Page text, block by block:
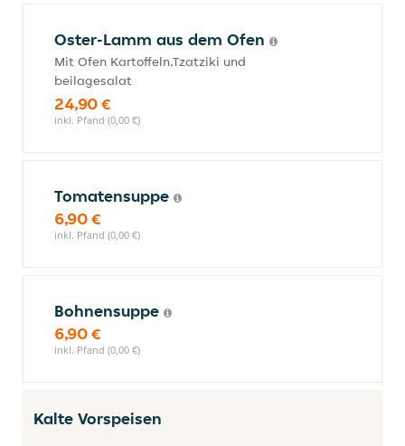
Oster-Lamm aus dem Ofen
Mit Ofen Kartoffeln,Tzatziki und
beilagesalat
24,90 €
inkl. Pfand (0,00 €)
Tomatensuppe
6,90 €
inkl. Pfand (0,00 €)
Bohnensuppe
6,90 €
inkl. Pfand (0,00 €)
Kalte Vorspeisen